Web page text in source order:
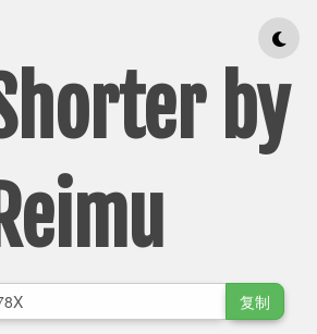
by
Reimu
复制